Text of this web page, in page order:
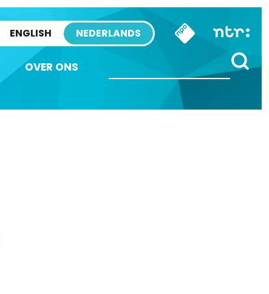
ENGLISH NEDERLANDS
OVER ONS